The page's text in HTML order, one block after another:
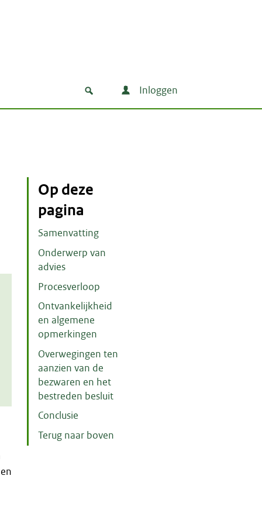
Inloggen
Op deze
pagina
Samenvatting
Onderwerp van
advies
Procesverloop
Ontvankelijkheid
en algemene
opmerkingen
Overwegingen ten
aanzien van de
bezwaren en het
bestreden besluit
Conclusie
Terug naar boven